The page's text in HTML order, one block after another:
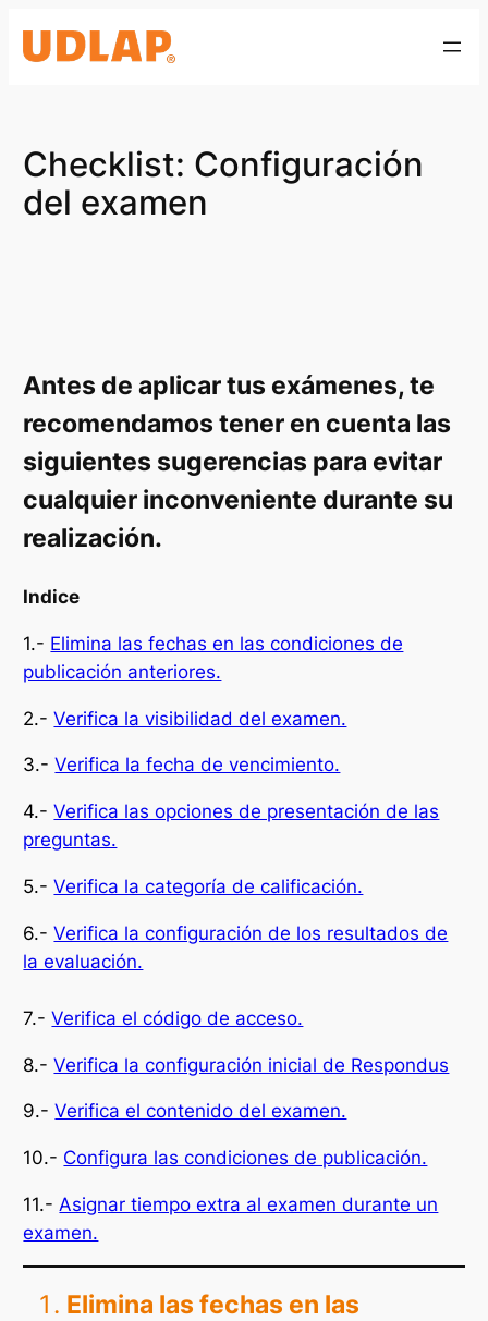
Checklist: Configuración
del examen
Antes de aplicar tus exámenes, te
recomendamos tener en cuenta las
siguientes sugerencias para evitar
cualquier inconveniente durante su
realización.
Indice
1.- Elimina las fechas en las condiciones de
publicación anteriores.
2.-Verifica la visibilidad del examen.
3.-Verifica la fecha de vencimiento.
4.-Verifica las opciones de presentación de las
preguntas.
5.-Verifica la categoría de calificación.
6.-Verifica la configuración de los resultados de
la evaluación.
7.-Verifica el código de acceso.
8.-Verifica la configuración inicial de Respondus
9.-Verifica el contenido del examen.
10.- Configura las condiciones de publicación.
11.-Asignar tiempo extra al examen durante un
examen.
Elimina las fechas en las